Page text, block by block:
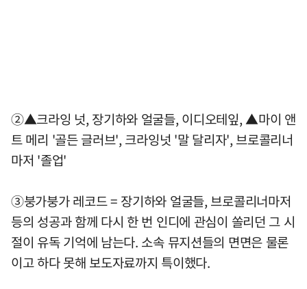
②▲크라잉 넛, 장기하와 얼굴들, 이디오테잎, ▲마이 앤
트 메리 '골든 글러브', 크라잉넛 '말 달리자', 브로콜리너
마저 '졸업'
③붕가붕가 레코드 = 장기하와 얼굴들, 브로콜리너마저
등의 성공과 함께 다시 한 번 인디에 관심이 쏠리던 그 시
절이 유독 기억에 남는다. 소속 뮤지션들의 면면은 물론
이고 하다 못해 보도자료까지 특이했다.